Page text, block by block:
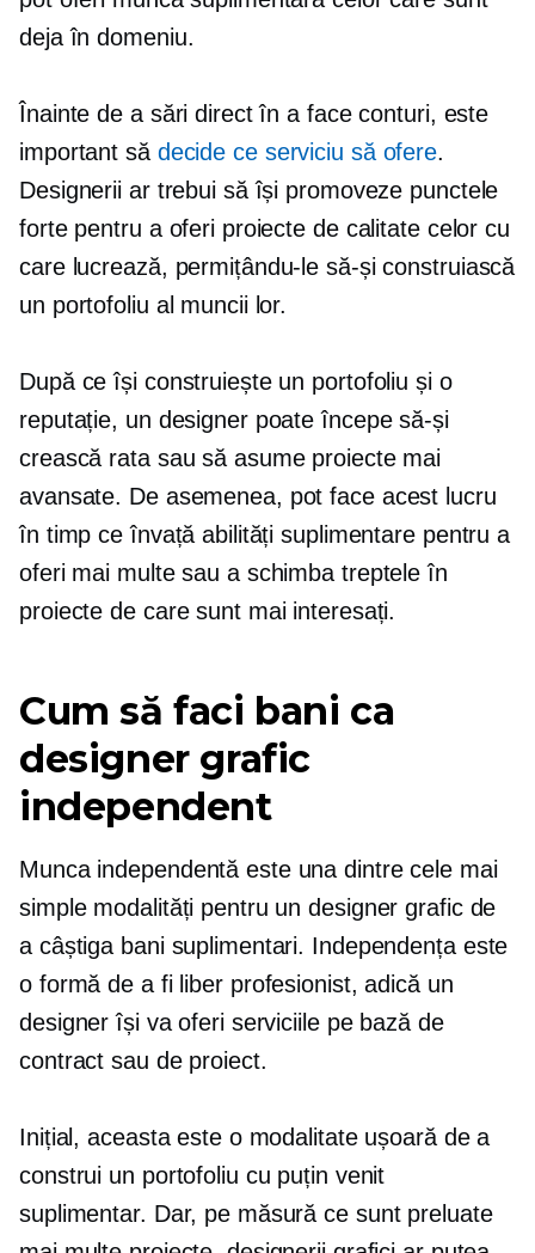
deja în domeniu.
Înainte de a sări direct în a face conturi, este
important să decide ce serviciu să ofere.
Designerii ar trebui să își promoveze punctele
forte pentru a oferi proiecte de calitate celor cu
care lucrează, permițându-le să-și construiască
un portofoliu al muncii lor.
După ce își construiește un portofoliu și o
reputație, un designer poate începe să-și
crească rata sau să asume proiecte mai
avansate. De asemenea, pot face acest lucru
în timp ce învață abilități suplimentare pentru a
oferi mai multe sau a schimba treptele în
proiecte de care sunt mai interesați.
Cum să faci bani ca
designer grafic
independent
Munca independentă este una dintre cele mai
simple modalități pentru un designer grafic de
a câștiga bani suplimentari. Independența este
o formă de a fi liber profesionist, adică un
designer își va oferi serviciile pe bază de
contract sau de proiect.
Inițial, aceasta este o modalitate ușoară de a
construi un portofoliu cu puțin venit
suplimentar. Dar, pe măsură ce sunt preluate